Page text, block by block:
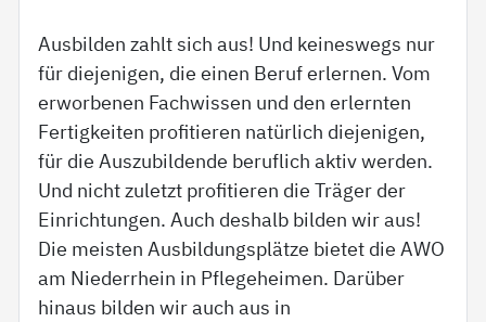
Ausbilden zahlt sich aus! Und keineswegs nur
für diejenigen, die einen Beruf erlernen. Vom
erworbenen Fachwissen und den erlernten
Fertigkeiten profitieren natürlich diejenigen,
für die Auszubildende beruflich aktiv werden.
Und nicht zuletzt profitieren die Träger der
Einrichtungen. Auch deshalb bilden wir aus!
Die meisten Ausbildungsplätze bietet die AWO
am Niederrhein in Pflegeheimen. Darüber
hinaus bilden wir auch aus in